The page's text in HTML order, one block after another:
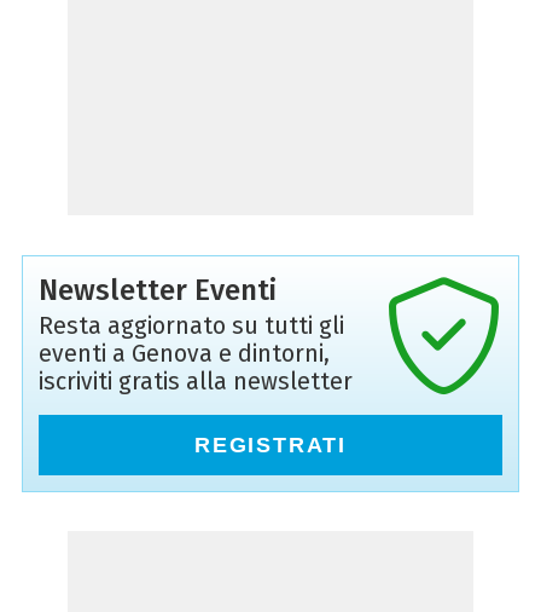
Newsletter Eventi
Resta aggiornato su tutti gli
eventi a Genova e dintorni,
iscriviti gratis alla newsletter
REGISTRATI